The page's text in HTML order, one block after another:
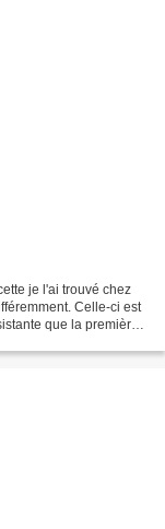
je l'ai trouvé chez
Celle-ci est
que la première